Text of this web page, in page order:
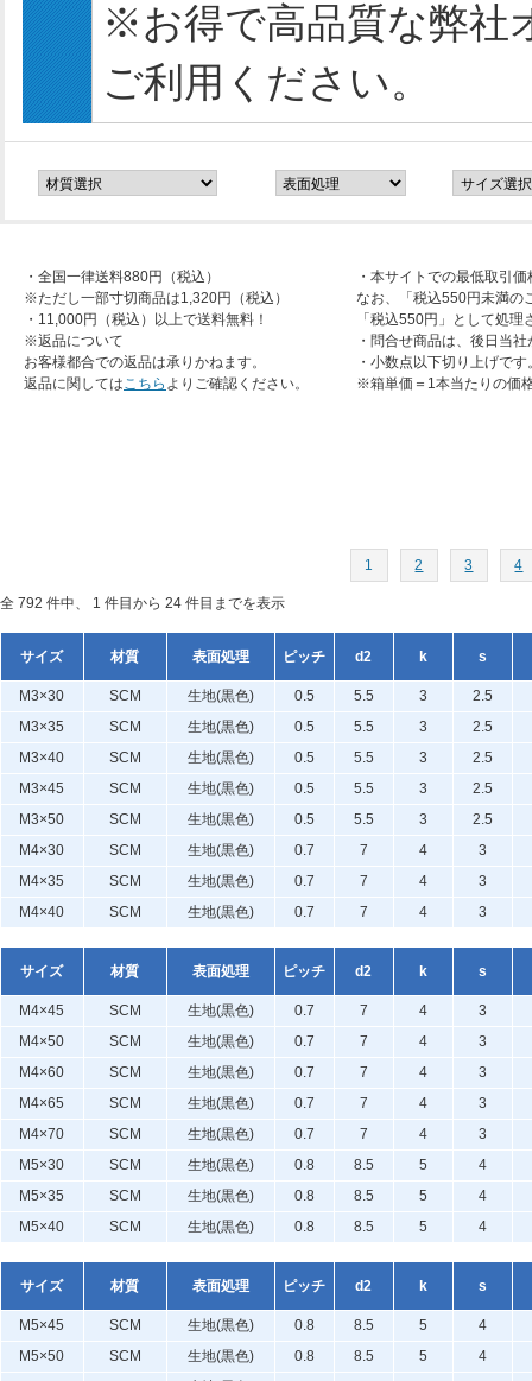
※お得で高品質な弊社
ご利用ください。
・全国一律送料880円（税込）
※ただし一部寸切商品は1,320円（税込）
・11,000円（税込）以上で送料無料！
※返品について
お客様都合での返品は承りかねます。
返品に関してはこちら よりご確認ください。
・本サイトでの最低取引
なお、「税込550円未満の
「税込550円」として処
・問合せ商品は、後日当
・小数点以下切り上げです
※箱単価＝1本当たりの価
1 2 3 4
全 792 件中、 1 件目から 24 件目までを表示
サイズ 材質 表面処理 ピッチ d2 k s
M3×30 SCM 生地(黒色) 0.5 5.5 3
2.5
M3×35
SCM 生地(黒色) 0.5 5.5 3
2.5
M3×40
SCM 生地(黒色) 0.5 5.5 3
2.5
M3×45
SCM 生地(黒色) 0.5 5.5 3
2.5
M3×50
SCM 生地(黒色) 0.5 5.5 3
2.5
M4×30
SCM 生地(黒色) 0.7 7 4
3
M4×35
SCM 生地(黒色) 0.7 7 4
3
M4×40
SCM 生地(黒色) 0.7 7 4 3
サイズ 材質 表面処理 ピッチ d2 k s
M4×45 SCM 生地(黒色) 0.7 7 4
3
M4×50
SCM 生地(黒色) 0.7 7 4
3
M4×60
SCM 生地(黒色) 0.7 7 4
3
M4×65
SCM 生地(黒色) 0.7 7 4
3
M4×70
SCM 生地(黒色) 0.7 7 4
3
M5×30
SCM 生地(黒色) 0.8 8.5 5
4
M5×35
SCM 生地(黒色) 0.8 8.5 5
4
M5×40
SCM 生地(黒色) 0.8 8.5 5 4
サイズ 材質 表面処理 ピッチ d2 k s
M5×45 SCM 生地(黒色) 0.8 8.5 5
4
M5×50
SCM 生地(黒色) 0.8 8.5 5
4